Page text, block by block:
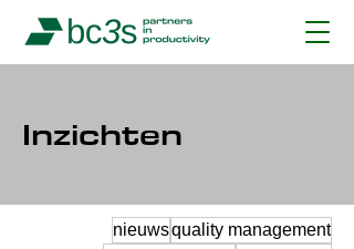
Inzichten
nieuwsquality management